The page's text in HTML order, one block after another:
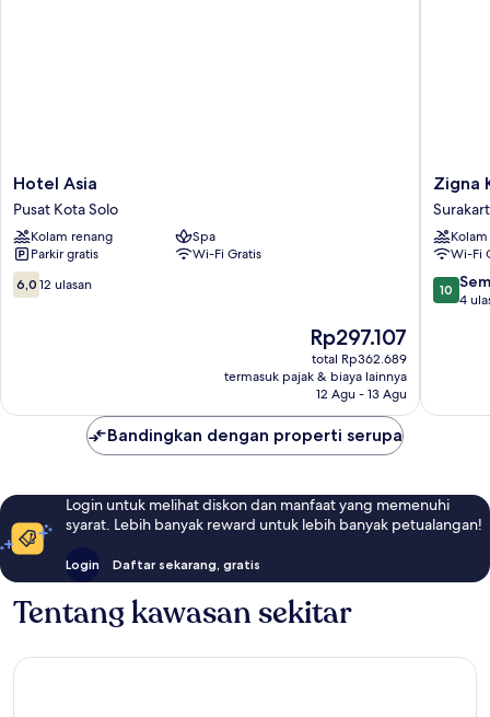
Hotel
Asia
Pusat
Kota
Solo
Hotel Asia
Pusat Kota Solo
Kolam renang
Spa
Parkir gratis
Wi-Fi Gratis
6.0
dari
6,0 12 ulasan
Harga
sekarang
Rp297.107
Rp297.107
total Rp362.689
termasuk pajak & biaya lainnya
12 Agu - 13 Agu
Zigna
Batik
Zigna
Wi-Fi
10.0
dari
10
4
Bandingkan dengan properti serupa
Login untuk melihat diskon dan manfaat yang memenuhi
syarat. Lebih banyak reward untuk lebih banyak petualangan!
Login Daftar sekarang, gratis
Tentang kawasan sekitar